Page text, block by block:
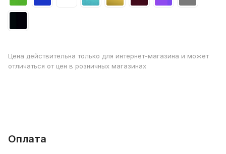
Цена действительна только для интернет-магазина и может
отличаться от цен в розничных магазинах
Оплата